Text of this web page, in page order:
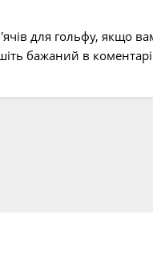
для гольфу, якщо
бажаний в